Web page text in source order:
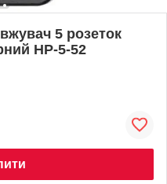
5 розеток
HP-5-52